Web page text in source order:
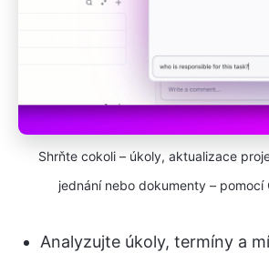
Shrňte cokoli – úkoly, aktualizace
jednání nebo dokumenty – pomocí
Analyzujte úkoly, termíny a